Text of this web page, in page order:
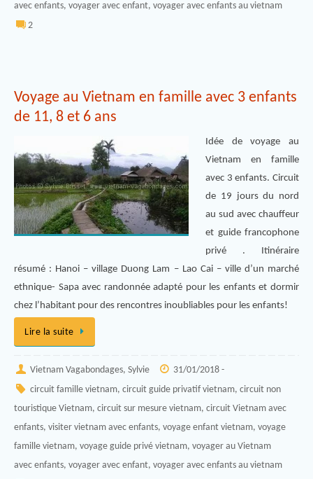
avec enfants, voyager avec enfant, voyager avec enfants au vietnam
2
Voyage au Vietnam en famille avec 3 enfants
de 11, 8 et 6 ans
Idée de voyage au
Vietnam en famille
avec 3 enfants. Circuit
de 19 jours du nord
au sud avec chauffeur
et guide francophone
privé . Itinéraire
résumé : Hanoi – village Duong Lam – Lao Cai – ville d’un marché
ethnique- Sapa avec randonnée adapté pour les enfants et dormir
chez l’habitant pour des rencontres inoubliables pour les enfants!
Lire la suite
Vietnam Vagabondages, Sylvie 31/01/2018 -
circuit famille vietnam, circuit guide privatif vietnam, circuit non
touristique Vietnam, circuit sur mesure vietnam, circuit Vietnam avec
enfants, visiter vietnam avec enfants, voyage enfant vietnam, voyage
famille vietnam, voyage guide privé vietnam, voyager au Vietnam
avec enfants, voyager avec enfant, voyager avec enfants au vietnam